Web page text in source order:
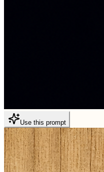
Use this prompt